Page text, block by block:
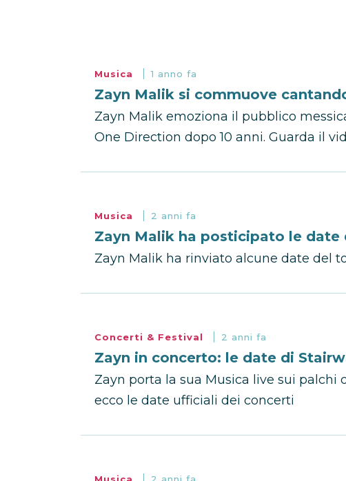
Musica 1 anno fa
Zayn Malik si commuove
Zayn Malik emoziona il pubblico
One Direction dopo 10 anni. Guarda il
Musica 2 anni fa
Zayn Malik ha posticipato le date
Zayn Malik ha rinviato alcune date del
Concerti & Festival 2 anni fa
Zayn in concerto: le date di
Zayn porta la sua Musica live sui palchi
ecco le date ufficiali dei concerti